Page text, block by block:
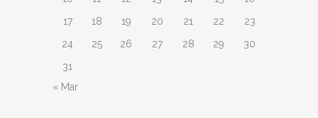
17
18 19 20 21 22
23
24
25 26 27 28 29
30
31
« Mar